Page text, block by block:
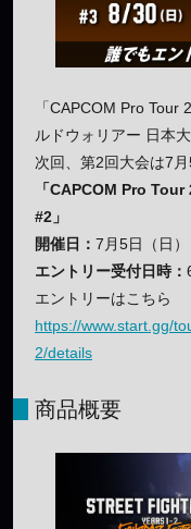
「CAPCOM Pro
ルドウォリアー 日本
次回、第2回大会は7
「CAPCOM Pro
#2」
開催日： 7月5日（日）
エントリー受付日時：
エントリーはこちら
https://www.start.gg/
2/details
商品概要